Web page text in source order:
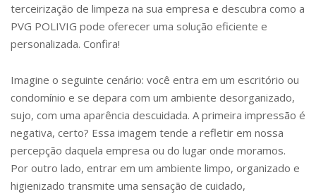
terceirização de limpeza na sua empresa e descubra como a
PVG POLIVIG pode oferecer uma solução eficiente e
personalizada. Confira!
Imagine o seguinte cenário: você entra em um escritório ou
condomínio e se depara com um ambiente desorganizado,
sujo, com uma aparência descuidada. A primeira impressão é
negativa, certo? Essa imagem tende a refletir em nossa
percepção daquela empresa ou do lugar onde moramos.
Por outro lado, entrar em um ambiente limpo, organizado e
higienizado transmite uma sensação de cuidado,